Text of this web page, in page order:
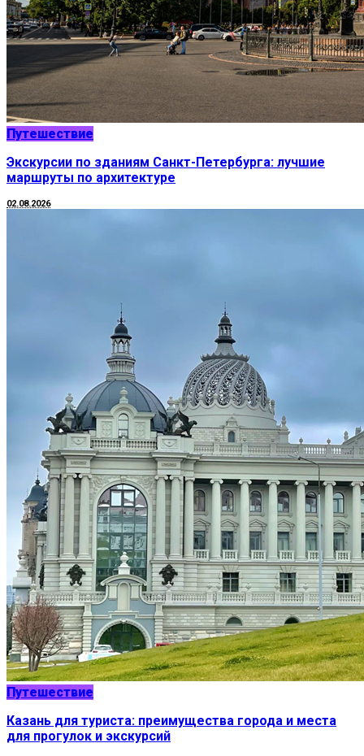
Путешествие
Экскурсии по зданиям Санкт-Петербурга: лучшие
маршруты по архитектуре
02.08.2026
Путешествие
Казань для туриста: преимущества города и места
для прогулок и экскурсий